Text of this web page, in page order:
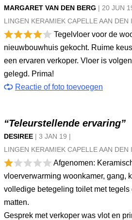
MARGARET VAN DEN BERG | 20 JUN
LINGEN KERAMIEK CAPELLE AAN DEN
Tegelvloer voor de
nieuwbouwhuis gekocht. Ruime
een ervaren verkoper. Vloer is
gelegd. Prima!
Reactie of foto toevoegen
“Teleurstellende ervaring”
DESIREE | 3 JAN 19 |
LINGEN KERAMIEK CAPELLE AAN DEN
Afgenomen:
vloerverwarming woonkamer, gang,
volledige betegeling toilet met tegels
matten.
Gesprek met verkoper was vlot en